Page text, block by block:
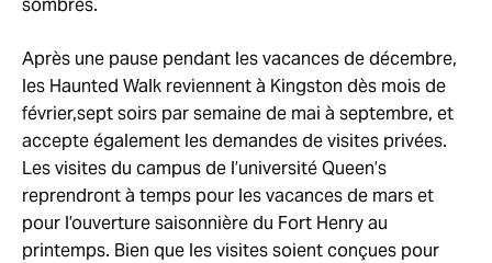
sombres.
Après une pause pendant les vacances de décembre,
les Haunted Walk reviennent à Kingston dès mois de
février,sept soirs par semaine de mai à septembre, et
accepte également les demandes de visites privées.
Les visites du campus de l’université Queen’s
reprendront à temps pour les vacances de mars et
pour l’ouverture saisonnière du Fort Henry au
printemps. Bien que les visites soient conçues pour